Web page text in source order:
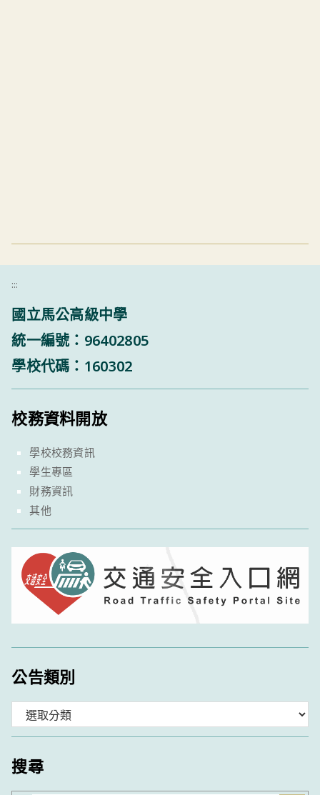
:::
國立馬公高級中學
統一編號：96402805
學校代碼：160302
校務資料開放
學校校務資訊
學生專區
財務資訊
其他
公告類別
類
搜尋